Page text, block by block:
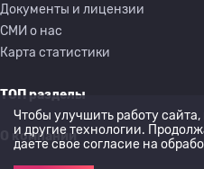
Документы и лицензии
СМИ о нас
Карта статистики
ТОП разделы
О компании
Чтобы улучшить работу
и другие технологии.
даете свое согласие на